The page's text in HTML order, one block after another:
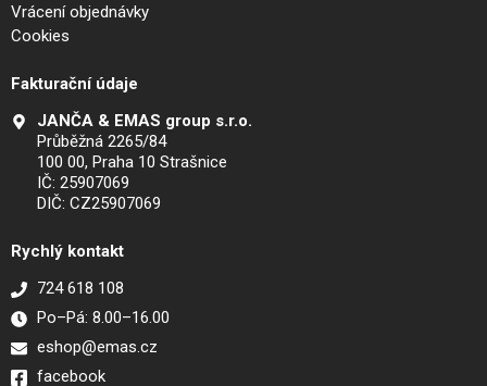
Vrácení objednávky
Cookies
Fakturační údaje
JANČA & EMAS group s.r.o.
Průběžná 2265/84
100 00, Praha 10 Strašnice
IČ: 25907069
DIČ: CZ25907069
Rychlý kontakt
724 618 108
Po–Pá: 8.00–16.00
eshop@emas.cz
facebook